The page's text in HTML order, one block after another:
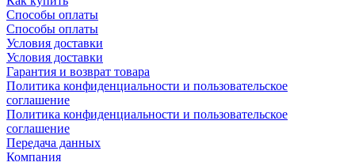
Способы оплаты
Способы оплаты
Условия доставки
Условия доставки
Гарантия и возврат товара
Политика конфиденциальности и пользовательское
соглашение
Политика конфиденциальности и пользовательское
соглашение
Передача данных
Компания